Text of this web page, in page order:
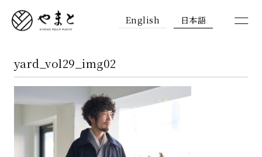
English 日本語
yard_vol29_img02